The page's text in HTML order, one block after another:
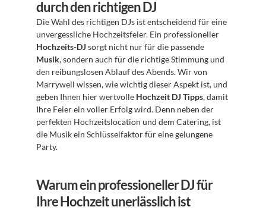
durch den richtigen DJ
Die Wahl des richtigen DJs ist entscheidend für eine
Hochzeits-DJ
Musik, sondern auch für die richtige Stimmung und
den reibungslosen Ablauf des Abends. Wir von
Marrywell wissen, wie wichtig dieser Aspekt ist, und
geben Ihnen hier wertvolle Hochzeit DJ Tipps, damit
Ihre Feier ein voller Erfolg wird. Denn neben der
perfekten Hochzeitslocation und dem Catering, ist
die Musik ein Schlüsselfaktor für eine gelungene
Party.
Warum ein professioneller DJ für
Ihre Hochzeit unerlässlich ist